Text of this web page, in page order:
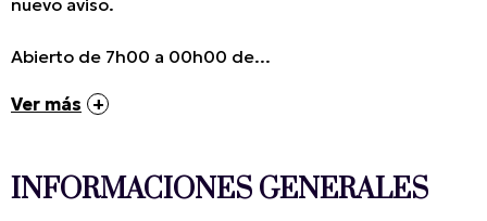
nuevo aviso.
Abierto de 7h00 a 00h00 de...
Ver más
INFORMACIONES GENERALES